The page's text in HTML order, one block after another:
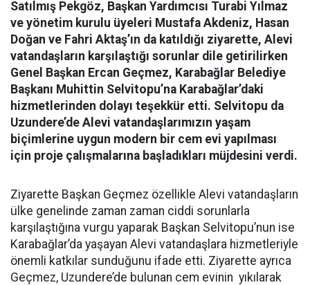
Satılmış Pekgöz, Başkan Yardımcısı Turabi Yılmaz
ve yönetim kurulu üyeleri Mustafa Akdeniz, Hasan
Doğan ve Fahri Aktaş’ın da katıldığı ziyarette, Alevi
vatandaşların karşılaştığı sorunlar dile getirilirken
Genel Başkan Ercan Geçmez, Karabağlar Belediye
Başkanı Muhittin Selvitopu’na Karabağlar’daki
hizmetlerinden dolayı teşekkür etti. Selvitopu da
Uzundere’de Alevi vatandaşlarımızın yaşam
biçimlerine uygun modern bir cem evi yapılması
için proje çalışmalarına başladıkları müjdesini verdi.
Ziyarette Başkan Geçmez özellikle Alevi vatandaşların
ülke genelinde zaman zaman ciddi sorunlarla
karşılaştığına vurgu yaparak Başkan Selvitopu’nun ise
Karabağlar’da yaşayan Alevi vatandaşlara hizmetleriyle
önemli katkılar sunduğunu ifade etti. Ziyarette ayrıca
Geçmez, Uzundere’de bulunan cem evinin yıkılarak